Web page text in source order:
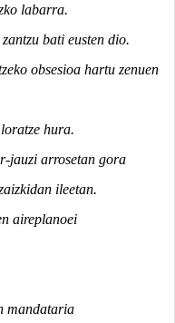
labarra.
bati eusten dio.
obsesioa hartu zenuen
hura.
jauzi arrosetan gora
ileetan.
aireplanoei
mandataria